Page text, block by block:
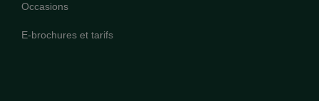
Occasions
E-brochures et tarifs